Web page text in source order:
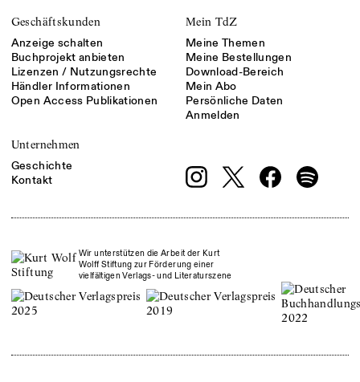
Geschäftskunden
Anzeige schalten
Buchprojekt anbieten
Lizenzen / Nutzungsrechte
Händler Informationen
Open Access Publikationen
Mein TdZ
Meine Themen
Meine Bestellungen
Download-Bereich
Mein Abo
Persönliche Daten
Anmelden
Unternehmen
Geschichte
Kontakt
Wir unterstützen die Arbeit der Kurt
Wolff Stiftung zur Förderung einer
vielfältigen Verlags- und Literaturszene